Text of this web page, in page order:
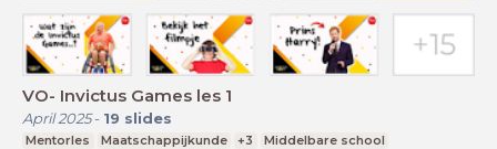
VO- Invictus Games les 1
April 2025- 19 slides
Mentorles Maatschappijkunde +3
Middelbare school